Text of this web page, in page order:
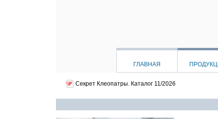
ГЛАВНАЯ
Секрет Клеопатры. Каталог 11/2026